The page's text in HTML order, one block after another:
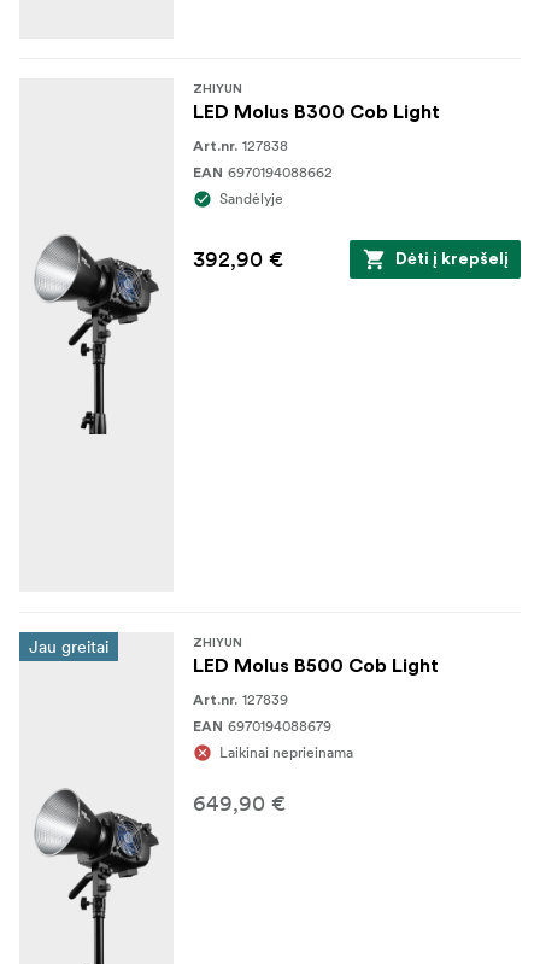
ZHIYUN
LED Molus B300 Cob Light
Art.nr. 127838
EAN 6970194088662
Sandėlyje
392,90 € Dėti į krepšelį
Jau greitai ZHIYUN
LED Molus B500 Cob Light
Art.nr. 127839
EAN 6970194088679
Laikinai neprieinama
649,90 €